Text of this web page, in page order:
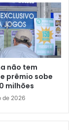
não tem
prêmio sobe
milhões
de 2026